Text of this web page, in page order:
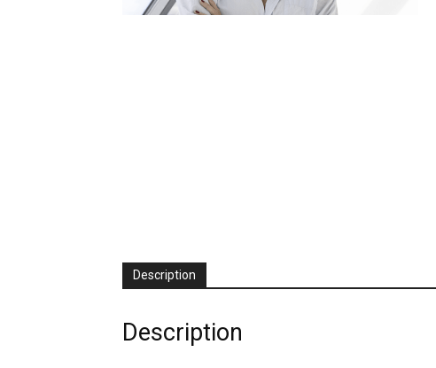
Description
Description